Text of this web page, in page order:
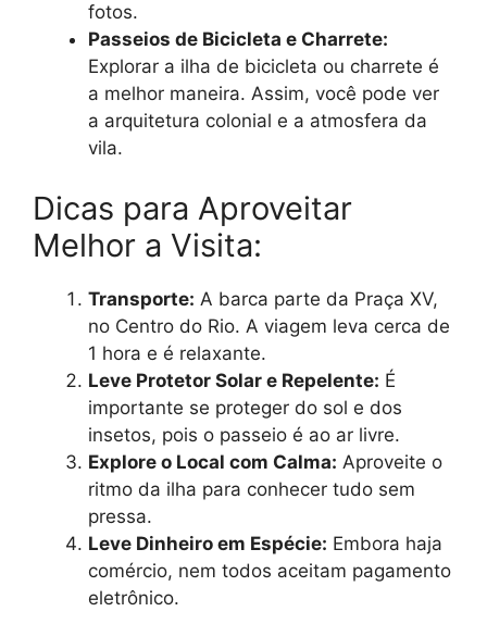
fotos.
Passeios de Bicicleta e Charrete:
Explorar a ilha de bicicleta ou charrete é
a melhor maneira. Assim, você pode ver
a arquitetura colonial e a atmosfera da
vila.
Dicas para Aproveitar
Melhor a Visita:
Transporte: A barca parte da Praça XV,
no Centro do Rio. A viagem leva cerca de
1 hora e é relaxante.
Leve Protetor Solar e Repelente: É
importante se proteger do sol e dos
insetos, pois o passeio é ao ar livre.
Explore o Local com Calma: Aproveite o
ritmo da ilha para conhecer tudo sem
pressa.
Leve Dinheiro em Espécie: Embora haja
comércio, nem todos aceitam pagamento
eletrônico.